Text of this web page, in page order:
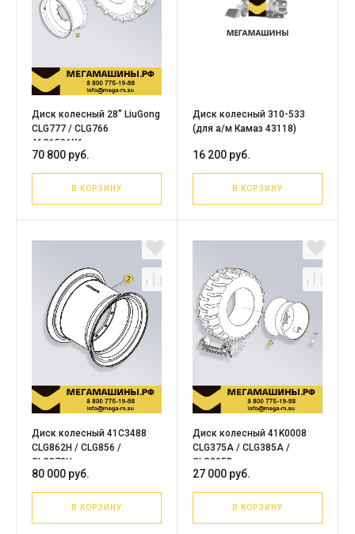
Диск колесный 28" LiuGong
CLG777 / CLG766
41C1506X1
70 800 руб.
В КОРЗИНУ
Диск колесный 310-533
(для а/м Камаз 43118)
16 200 руб.
В КОРЗИНУ
Диск колесный 41C3488
CLG862H / CLG856 /
CLG870H
80 000 руб.
В КОРЗИНУ
Диск колесный 41K0008
CLG375A / CLG385A /
CLG395B
27 000 руб.
В КОРЗИНУ